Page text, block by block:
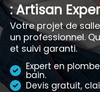
: Artisan
Votre projet de
un professionnel.
et suivi garanti.
Expert en
bain.
Devis gratuit,